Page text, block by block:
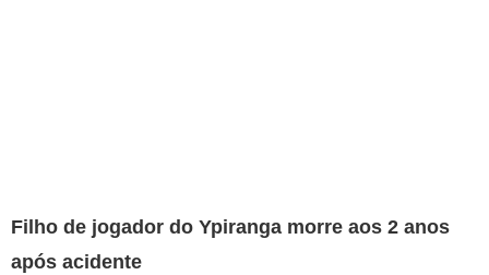
Filho de jogador do Ypiranga morre aos 2 anos
após acidente